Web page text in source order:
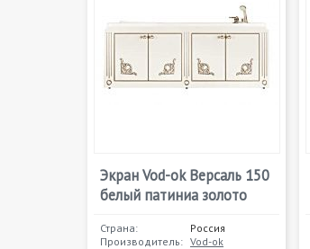
Экран Vod-ok Версаль 150
белый патиниа золото
Страна:
Россия
Производитель: Vod-ok